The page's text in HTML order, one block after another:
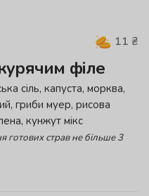
11 ₴
філе
сіль, капуста, морква,
гриби муер, рисова
кунжут мікс
готових страв не більше 3